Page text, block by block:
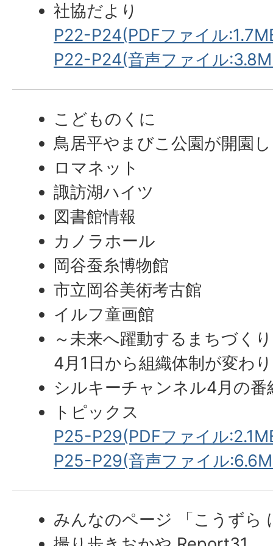
社協だより
P22-P24(PDFファイル
P22-P24(音声ファイル
こどものくに
鳥居平やまびこ公園が開園
ロマネット
諏訪湖ハイツ
図書館情報
カノラホール
岡谷蚕糸博物館
市立岡谷美術考古館
イルフ童画館
～未来へ躍動するまちづく
4月1日から組織体制が変わ
シルキーチャンネル4月の番
トピックス
P25-P29(PDFファイル
P25-P29(音声ファイル
みんなのページ 「こうずら